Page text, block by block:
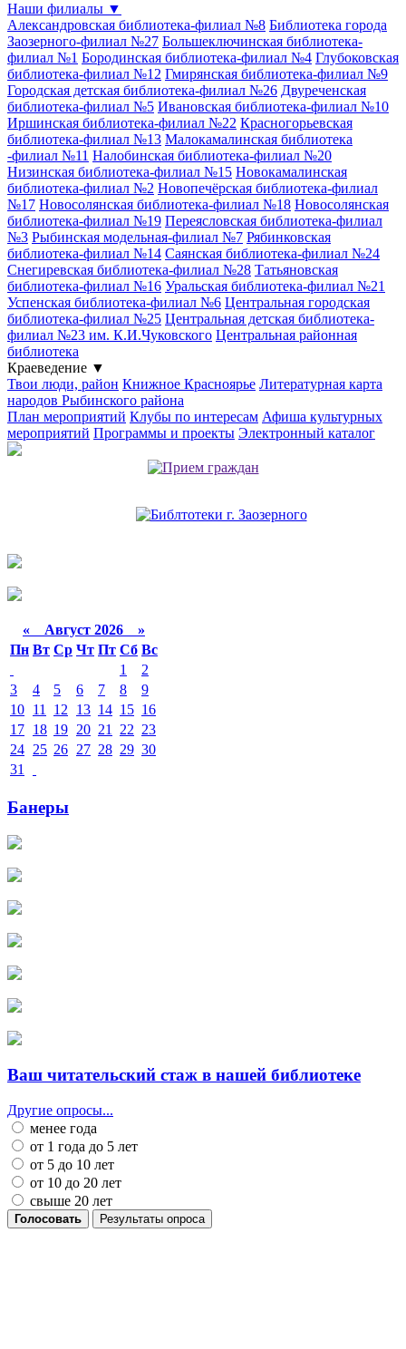
Наши филиалы ▼
Александровская библиотека-филиал №8 Библиотека города
Заозерного-филиал №27 Большеключинская библиотека-
филиал №1 Бородинская библиотека-филиал №4 Глубоковская
библиотека-филиал №12 Гмирянская библиотека-филиал №9
Городская детская библиотека-филиал №26 Двуреченская
библиотека-филиал №5 Ивановская библиотека-филиал №10
Иршинская библиотека-филиал №22 Красногорьевская
библиотека-филиал №13 Малокамалинская библиотека
-филиал №11 Налобинская библиотека-филиал №20
Низинская библиотека-филиал №15 Новокамалинская
библиотека-филиал №2 Новопечёрская библиотека-филиал
№17 Новосолянская библиотека-филиал №18 Новосолянская
библиотека-филиал №19 Переясловская библиотека-филиал
№3 Рыбинская модельная-филиал №7 Рябинковская
библиотека-филиал №14 Саянская библиотека-филиал №24
Снегиревская библиотека-филиал №28 Татьяновская
библиотека-филиал №16 Уральская библиотека-филиал №21
Успенская библиотека-филиал №6 Центральная городская
библиотека-филиал №25 Центральная детская библиотека-
филиал №23 им. К.И.Чуковского Центральная районная
библиотека
Краеведение ▼
Твои люди, район Книжное Красноярье Литературная карта
народов Рыбинского района
План мероприятий Клубы по интересам Афиша культурных
мероприятий Программы и проекты Электронный каталог
« Август 2026 »
Пн Вт Ср Чт Пт Сб Вс
1
2
3
4 5 6 7 8
9
10 11 12 13 14 15 16
17 18 19 20 21 22 23
24 25 26 27 28 29 30
31
Банеры
Ваш читательский стаж в нашей библиотеке
Другие опросы...
менее года
от 1 года до 5 лет
от 5 до 10 лет
от 10 до 20 лет
свыше 20 лет
Голосовать Результаты опроса